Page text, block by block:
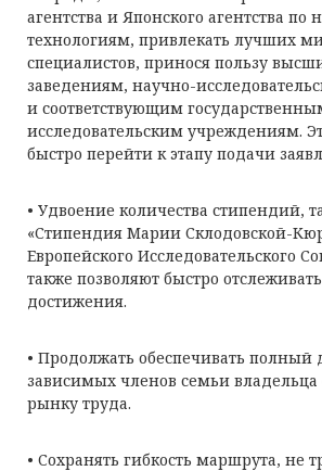
агентства и Японского агентства по
технологиям, привлекать лучших
специалистов, принося пользу
заведениям, научно-
и соответствующим
исследовательским учреждениям.
быстро перейти к этапу подачи
• Удвоение количества стипендий,
«Стипендия Марии Склодовской-
Европейского Исследовательского
также позволяют быстро
достижения.
• Продолжать обеспечивать полный
зависимых членов семьи
рынку труда.
• Сохранять гибкость маршрута, не